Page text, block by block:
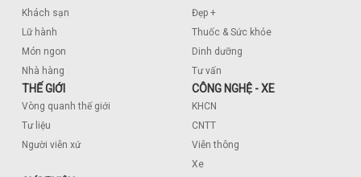
Khách sạn
Lữ hành
Món ngon
Nhà hàng
Đẹp +
Thuốc & Sức khỏe
Dinh dưỡng
Tư vấn
THẾ GIỚI
Vòng quanh thế giới
Tư liệu
Người viễn xứ
CÔNG NGHỆ - XE
KHCN
CNTT
Viễn thông
Xe